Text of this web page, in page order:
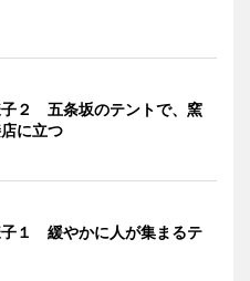
２ 五条坂のテントで、窯
に立つ
１ 緩やかに人が集まるテ